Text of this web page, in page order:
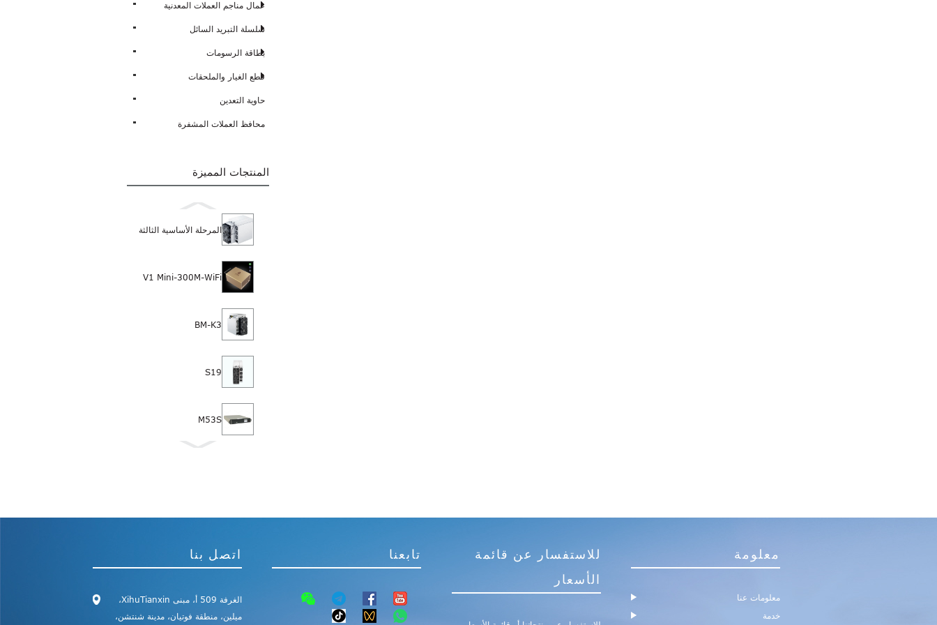
عمال مناجم العملات المعدنية
سلسلة التبريد السائل
بطاقة الرسومات
قطع الغيار والملحقات
حاوية التعدين
محافظ العملات المشفرة
المنتجات المميزة
المرحلة الأساسية الثالثة
V1 Mini-300M-WiFi
BM-K3
S19
M53S
9050M 8800M
KA3 معلومة
معلومات عنا
خدمة
للاستفسار عن قائمة
الأسعار
تابعنا اتصل بنا
الغرفة 509 أ، مبنى XihuTianxin،
ميلين، منطقة فوتيان، مدينة شنتشن،